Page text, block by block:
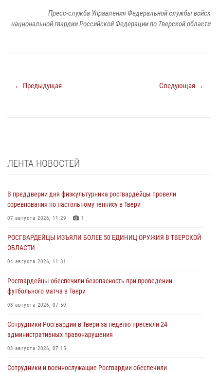
Пресс-служба Управления Федеральной службы войск
национальной гвардии Российской Федерации по Тверской области
← Предыдущая Следующая →
ЛЕНТА НОВОСТЕЙ
В преддверии дня физкультурника росгвардейцы провели
соревнования по настольному теннису в Твери
07 августа 2026, 11:29 1
РОСГВАРДЕЙЦЫ ИЗЪЯЛИ БОЛЕЕ 50 ЕДИНИЦ ОРУЖИЯ В ТВЕРСКОЙ
ОБЛАСТИ
04 августа 2026, 11:31
Росгвардейцы обеспечили безопасность при проведении
футбольного матча в Твери
03 августа 2026, 07:50
Сотрудники Росгвардии в Твери за неделю пресекли 24
административных правонарушения
03 августа 2026, 07:15
Сотрудники и военнослужащие Росгвардии обеспечили